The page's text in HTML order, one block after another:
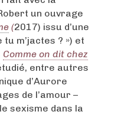
un ouvrage
(2017) issu d’une
m’jactes ? ») et
Comme on dit chez
entre autres
d’Aurore
de l’amour –
sexisme dans la